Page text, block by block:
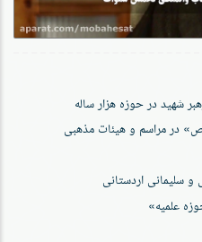
در مراسم و هیئات مذهبی
و سلیمانی اردستانی
علمیه»